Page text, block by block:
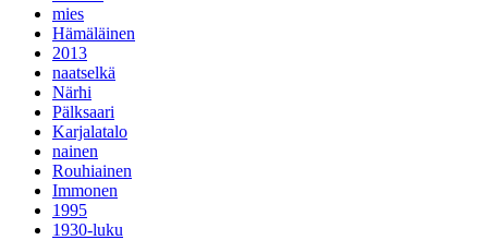
mies
Hämäläinen
2013
naatselkä
Närhi
Pälksaari
Karjalatalo
nainen
Rouhiainen
Immonen
1995
1930-luku